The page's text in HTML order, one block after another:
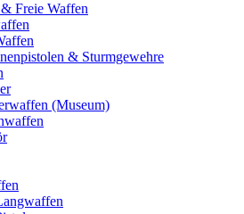
Freie Waffen
& Sturmgewehre
(Museum)